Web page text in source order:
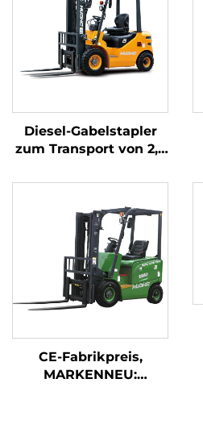
Diesel-Gabelstapler
zum Transport von 2,5
einfacher Bedienung
einer Höhe von 4 m
CE-Fabrikpreis,
MARKENNEU: